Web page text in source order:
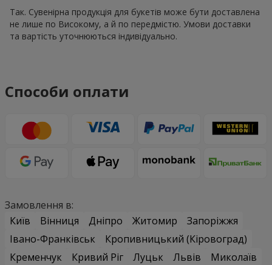
Так. Сувенірна продукція для букетів може бути доставлена
не лише по Високому, а й по передмістю. Умови доставки
та вартість уточнюються індивідуально.
Способи оплати
Замовлення в:
Київ
Вінниця Дніпро Житомир
Запоріжжя
Івано-Франківськ
Кропивницький (Кіровоград)
Кременчук
Кривий Ріг Луцьк Львів
Миколаїв